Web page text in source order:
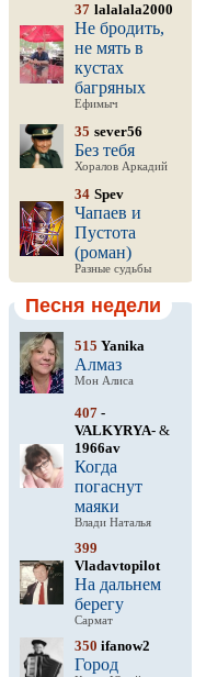
37 lalalala2000
Не бродить,
не мять в
кустах
багряных
Ефимыч
35 sever56
Без тебя
Хоралов Аркадий
34 Spev
Чапаев и
Пустота
(роман)
Разные судьбы
Песня недели
515 Yanika
Алмаз
Мон Алиса
407 -
VALKYRYA- &
1966av
Когда
погаснут
маяки
Влади Наталья
399
Vladavtopilot
На дальнем
берегу
Сармат
350 ifanow2
Город